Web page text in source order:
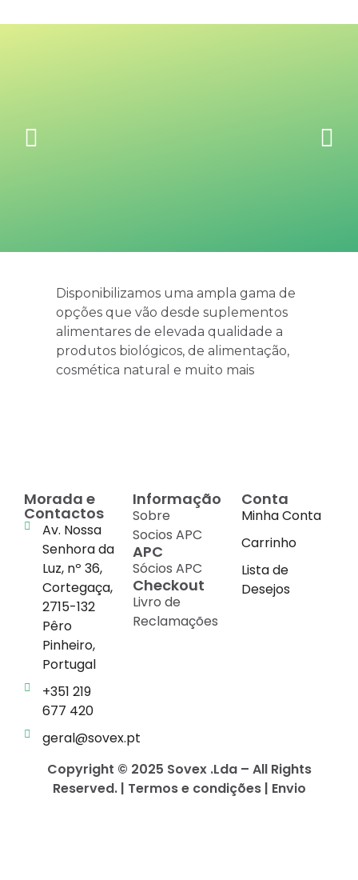
Disponibilizamos uma ampla gama de
opções que vão desde suplementos
alimentares de elevada qualidade a
produtos biológicos, de alimentação,
cosmética natural e muito mais
Morada e
Contactos
Av. Nossa
Senhora da
Luz, nº 36,
Cortegaça,
2715-132
Pêro
Pinheiro,
Portugal
+351 219
677 420
geral@sovex.pt
Informação
Sobre
Socios APC
APC
Sócios APC
Checkout
Livro de
Reclamações
Conta
Minha Conta
Carrinho
Lista de
Desejos
Copyright © 2025 Sovex .Lda – All Rights
Reserved. | Termos e condições | Envio